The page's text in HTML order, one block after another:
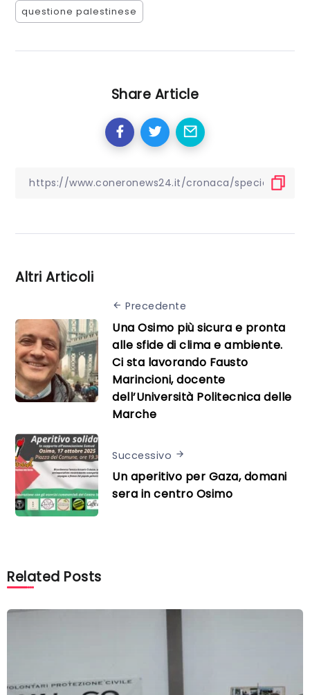
questione palestinese
Share Article
Altri Articoli
Precedente
Una Osimo più sicura e pronta
alle sfide di clima e ambiente.
Ci sta lavorando Fausto
Marincioni, docente
dell’Università Politecnica delle
Marche
Successivo
Un aperitivo per Gaza, domani
sera in centro Osimo
Related Posts